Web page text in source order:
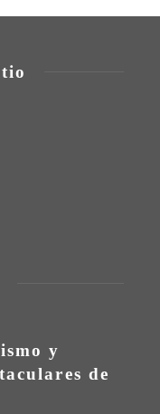
y
de